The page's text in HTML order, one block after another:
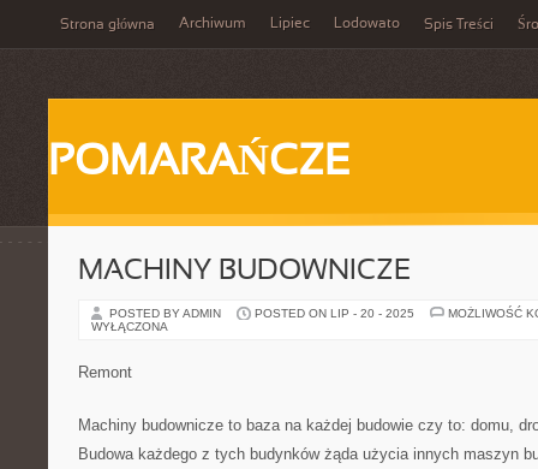
Strona główna Archiwum Lipiec Lodowato Spis Treści
POMARAŃCZE
MACHINY BUDOWNICZE
POSTED BY ADMIN POSTED ON LIP - 20 - 2025
MOŻLIWOŚĆ
WYŁĄCZONA
Remont
Machiny budownicze to baza na każdej budowie czy to: domu,
Budowa każdego z tych budynków żąda użycia innych maszyn